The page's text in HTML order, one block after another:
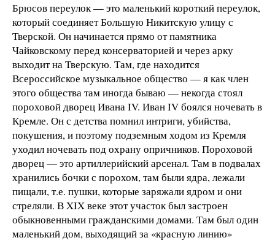
Брюсов переулок — это маленький короткий переулок,
который соединяет Большую Никитскую улицу с
Тверской. Он начинается прямо от памятника
Чайковскому перед консерваторией и через арку
выходит на Тверскую. Там, где находится
Всероссийское музыкальное общество — я как член
этого общества там иногда бываю — некогда стоял
пороховой дворец Ивана IV. Иван IV боялся ночевать в
Кремле. Он с детства помнил интриги, убийства,
покушения, и поэтому подземным ходом из Кремля
уходил ночевать под охрану опричников. Пороховой
дворец — это артиллерийский арсенал. Там в подвалах
хранились бочки с порохом, там были ядра, лежали
пищали, т.е. пушки, которые заряжали ядром и они
стреляли. В XIX веке этот участок был застроен
обыкновенными гражданскими домами. Там был один
маленький дом, выходящий за «красную линию»